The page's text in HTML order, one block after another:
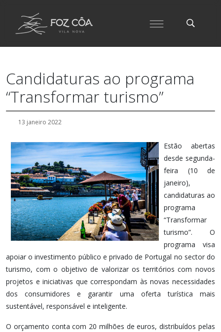
Candidaturas ao programa
“Transformar turismo”
13 janeiro 2022
Estão abertas
desde segunda-
feira (10 de
janeiro),
candidaturas ao
programa
“Transformar
turismo”. O
programa visa
apoiar o investimento público e privado de Portugal no sector do
turismo, com o objetivo de valorizar os territórios com novos
projetos e iniciativas que correspondam às novas necessidades
dos consumidores e garantir uma oferta turística mais
sustentável, responsável e inteligente.
O orçamento conta com 20 milhões de euros, distribuídos pelas